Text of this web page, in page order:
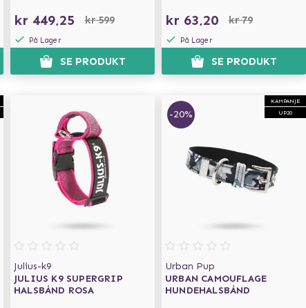
kr 449,25 kr 599
På Lager
SE PRODUKT
kr 63,20 kr 79
På Lager
SE PRODUKT
Julius-k9
JULIUS K9 SUPERGRIP
HALSBÅND ROSA
KAMPANJE
UP20
-20%
Urban Pup
URBAN CAMOUFLAGE
HUNDEHALSBÅND